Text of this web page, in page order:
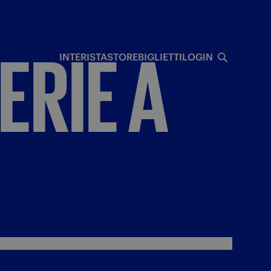
INTERISTASTOREBIGLIETTILOGIN
A